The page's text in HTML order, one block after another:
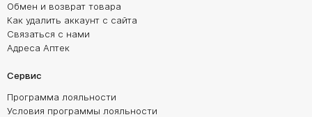
Обмен и возврат товара
Как удалить аккаунт с сайта
Связаться с нами
Адреса Аптек
Сервис
Программа лояльности
Условия программы лояльности